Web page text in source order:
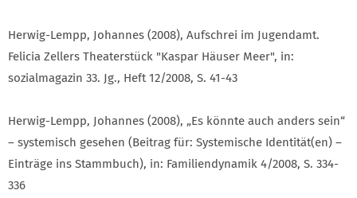
Herwig-Lempp, Johannes (2008), Aufschrei im Jugendamt.
Felicia Zellers Theaterstück "Kaspar Häuser Meer", in:
sozialmagazin 33. Jg., Heft 12/2008, S. 41-43
Herwig-Lempp, Johannes (2008), „Es könnte auch anders sein“
– systemisch gesehen (Beitrag für: Systemische Identität(en) –
Einträge ins Stammbuch), in: Familiendynamik 4/2008, S. 334-
336